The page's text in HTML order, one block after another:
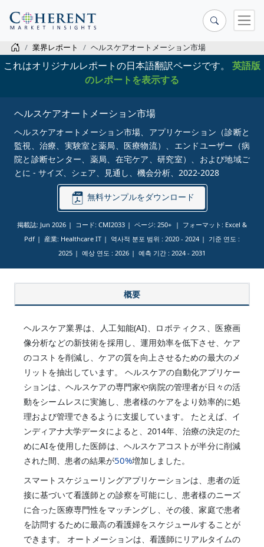
業界レポート ヘルスケアオートメーション市場
これはオリジナルレポートの日本語翻訳ページです。 英語版
のレポートを表示する
ヘルスケアオートメーション市場
ヘルスケアオートメーション市場、アプリケーション（診断と
監視、治療、実験室と薬局、医療物流）、エンドユーザー（病
院と診断センター、薬局、在宅ケア、研究室）、および地域ご
とに - サイズ、シェア、見通し、機会分析、2022-2028
無料サンプルをダウンロード
掲載誌: Jun 2026 コード: CMI2033 ページ: 250+
フォーマット: Excel &
Pdf
産業: Healthcare IT 역사적 분포 범위 : 2020 - 2024
기준 연도 :
2025
예상 연도 : 2026 예측 기간 : 2024 - 2031
概要
ヘルスケア業界は、人工知能(AI)、ロボティクス、医療画
像分析などの新技術を採用し、運用効率を低下させ、ケア
のコストを削減し、ケアの質を向上させるための最大のメ
リットを抽出しています。 ヘルスケアの自動化アプリケー
ションは、ヘルスケアの専門家や病院の管理者が日々の活
動をシームレスに実施し、患者様のケアをより効率的に処
理および管理できるように支援しています。 たとえば、イ
ンディアナ大学データによると、2014年、治療の決定のた
めにAIを使用した医師は、ヘルスケアコストが半分に削減
された間、患者の結果が50%増加しました。
スマートスケジューリングアプリケーションは、患者の近
接に基づいて看護師との診察を可能にし、患者様のニーズ
に合った医療専門性をマッチングし、その後、家庭で患者
を訪問するために最高の看護婦をスケジュールすることが
できます。 オートメーションは、看護師にリアルタイムの